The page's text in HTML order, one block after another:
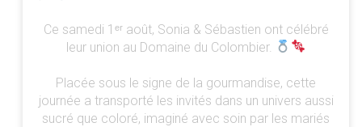
Ce samedi 1ᵉʳ août, Sonia & Sébastien ont célébré
leur union au Domaine du Colombier.
Placée sous le signe de la gourmandise, cette
journée a transporté les invités dans un univers aussi
sucré que coloré, imaginé avec soin par les mariés